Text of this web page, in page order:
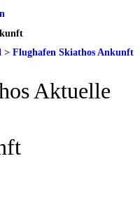
> Flughafen Skiathos Ankunft
Aktuelle